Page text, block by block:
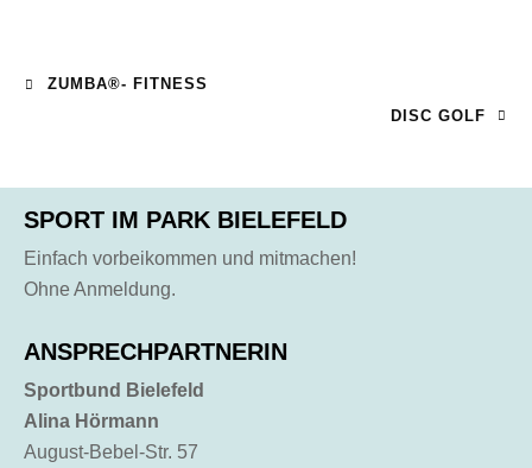
ZUMBA®- FITNESS
DISC GOLF
SPORT IM PARK BIELEFELD
Einfach vorbeikommen und mitmachen!
Ohne Anmeldung.
ANSPRECHPARTNERIN
Sportbund Bielefeld
Alina Hörmann
August-Bebel-Str. 57